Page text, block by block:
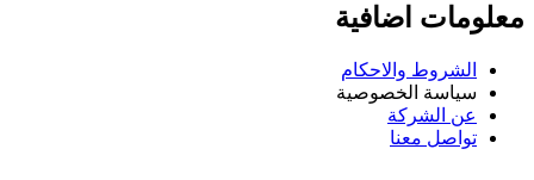
معلومات اضافية
الشروط والاحكام
سياسة الخصوصية
عن الشركة
تواصل معنا